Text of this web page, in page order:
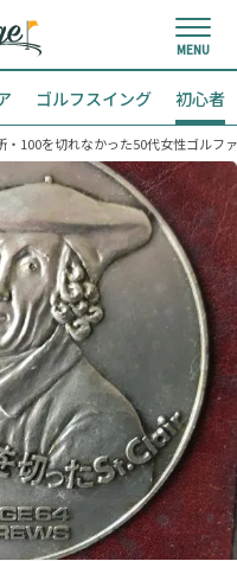
ゴルフスイング 初心者
・100を切れなかった50代女性ゴルフ